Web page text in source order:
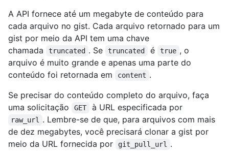
A API fornece até um megabyte de conteúdo para
cada arquivo no gist. Cada arquivo retornado para um
gist por meio da API tem uma chave
chamada
truncated . Se truncated é true , o
arquivo é muito grande e apenas uma parte do
conteúdo foi retornada em
content .
Se precisar do conteúdo completo do arquivo, faça
uma solicitação
GET à URL especificada por
raw_url
. Lembre-se de que, para arquivos com mais
de dez megabytes, você precisará clonar a gist por
meio da URL fornecida por
git_pull_url
.